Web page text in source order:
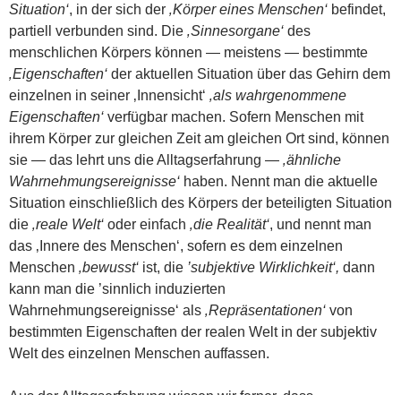
Situation‘, in der sich der ‚Körper eines Menschen‘ befindet,
partiell verbunden sind. Die ‚Sinnesorgane‘ des
menschlichen Körpers können — meistens — bestimmte
‚Eigenschaften‘ der aktuellen Situation über das Gehirn dem
einzelnen in seiner ‚Innensicht‘ ‚als wahrgenommene
Eigenschaften‘ verfügbar machen. Sofern Menschen mit
ihrem Körper zur gleichen Zeit am gleichen Ort sind, können
sie — das lehrt uns die Alltagserfahrung — ‚ähnliche
Wahrnehmungsereignisse‘ haben. Nennt man die aktuelle
Situation einschließlich des Körpers der beteiligten Situation
die ‚reale Welt‘ oder einfach ‚die Realität‘, und nennt man
das ‚Innere des Menschen‘, sofern es dem einzelnen
Menschen ‚bewusst‘ ist, die ’subjektive Wirklichkeit‘, dann
kann man die ’sinnlich induzierten
Wahrnehmungsereignisse‘ als ‚Repräsentationen‘ von
bestimmten Eigenschaften der realen Welt in der subjektiv
Welt des einzelnen Menschen auffassen.